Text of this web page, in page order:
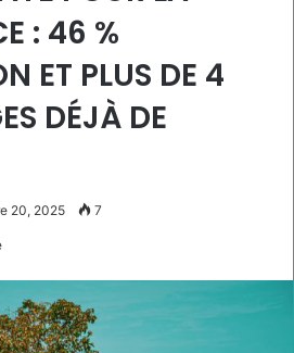
: 46 %
ET PLUS DE 4
DÉJÀ DE
20, 2025 7